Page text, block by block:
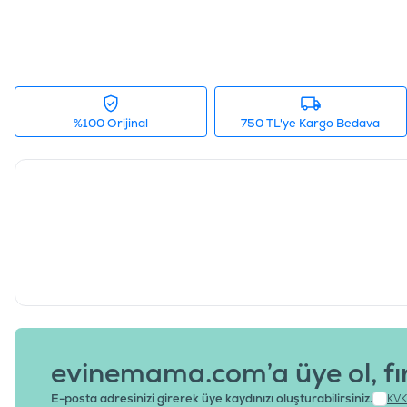
%100 Orijinal 750 TL'ye Kargo Bedava
evinemama.com’a üye ol,
E-posta adresinizi girerek üye kaydınızı oluşturabilirsiniz.